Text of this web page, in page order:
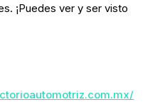
¡Puedes ver y ser visto